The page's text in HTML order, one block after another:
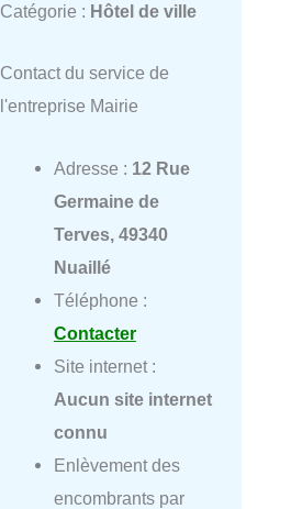
Catégorie : Hôtel de ville
Contact du service de
l'entreprise Mairie
Adresse : 12 Rue
Germaine de
Terves, 49340
Nuaillé
Téléphone :
Contacter
Site internet :
Aucun site internet
connu
Enlèvement des
encombrants par